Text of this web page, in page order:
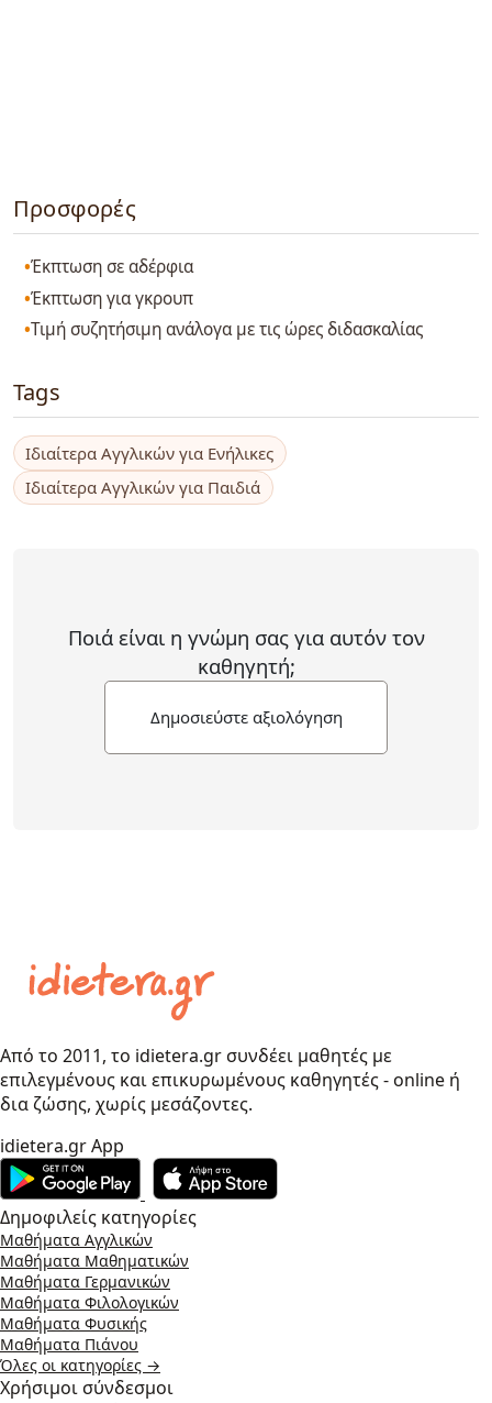
Προσφορές
Έκπτωση σε αδέρφια
Έκπτωση για γκρουπ
Τιμή συζητήσιμη ανάλογα με τις ώρες διδασκαλίας
Tags
Ιδιαίτερα Αγγλικών για Ενήλικες
Ιδιαίτερα Αγγλικών για Παιδιά
Ποιά είναι η γνώμη σας για αυτόν τον
καθηγητή;
Δημοσιεύστε αξιολόγηση
Από το 2011, το idietera.gr συνδέει μαθητές με
επιλεγμένους και επικυρωμένους καθηγητές - online ή
δια ζώσης, χωρίς μεσάζοντες.
idietera.gr App
Δημοφιλείς κατηγορίες
Μαθήματα Αγγλικών
Μαθήματα Μαθηματικών
Μαθήματα Γερμανικών
Μαθήματα Φιλολογικών
Μαθήματα Φυσικής
Μαθήματα Πιάνου
Όλες οι κατηγορίες →
Χρήσιμοι σύνδεσμοι